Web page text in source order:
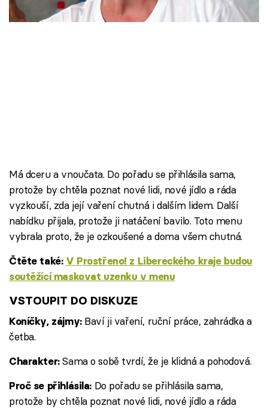
Škola vaření
Sledujte nás
Má dceru a vnoučata. Do pořadu se přihlásila sama,
protože by chtěla poznat nové lidi, nové jídlo a ráda
vyzkouší, zda její vaření chutná i dalším lidem. Další
nabídku přijala, protože ji natáčení bavilo. Toto menu
vybrala proto, že je ozkoušené a doma všem chutná.
Čtěte také: V Prostřeno! z Libereckého kraje budou
soutěžící maskovat uzenku v menu
VSTOUPIT DO DISKUZE
Koníčky, zájmy:Baví ji vaření, ruční práce, zahrádka a
četba.
Charakter:Sama o sobě tvrdí, že je klidná a pohodová.
Proč se přihlásila:Do pořadu se přihlásila sama,
protože by chtěla poznat nové lidi, nové jídlo a ráda